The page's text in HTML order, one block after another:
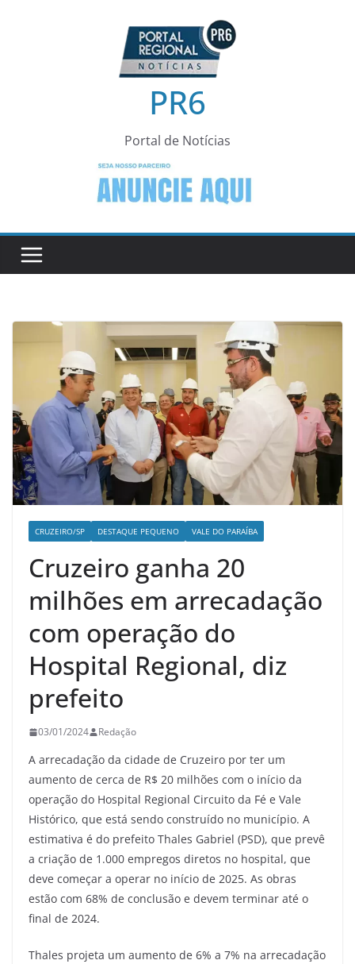
PR6
Portal de Notícias
CRUZEIRO/SP DESTAQUE PEQUENO VALE DO PARAÍBA
Cruzeiro ganha 20
milhões em arrecadação
com operação do
Hospital Regional, diz
prefeito
03/01/2024 Redação
A arrecadação da cidade de Cruzeiro por ter um
aumento de cerca de R$ 20 milhões com o início da
operação do Hospital Regional Circuito da Fé e Vale
Histórico, que está sendo construído no município. A
estimativa é do prefeito Thales Gabriel (PSD), que prevê
a criação de 1.000 empregos diretos no hospital, que
deve começar a operar no início de 2025. As obras
estão com 68% de conclusão e devem terminar até o
final de 2024.
Thales projeta um aumento de 6% a 7% na arrecadação